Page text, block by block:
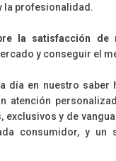
la profesionalidad.
la satisfacción de
y conseguir el
día en nuestro saber
atención
exclusivos y de
consumidor, y un